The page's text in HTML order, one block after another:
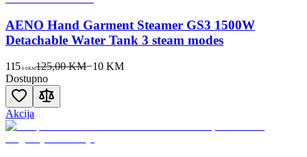
AENO Hand Garment Steamer GS3 1500W
Detachable Water Tank 3 steam modes
115 00KM125,00 KM−10 KM
Dostupno
Akcija